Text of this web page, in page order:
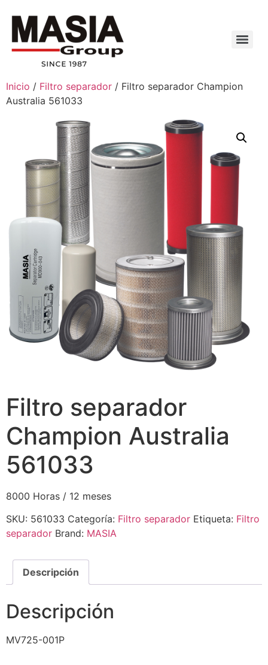
Inicio / Filtro separador / Filtro separador Champion
Australia 561033
Filtro separador
Champion Australia
561033
8000 Horas / 12 meses
SKU: 561033 Categoría: Filtro separador Etiqueta: Filtro
separador Brand: MASIA
Descripción
Descripción
MV725-001P